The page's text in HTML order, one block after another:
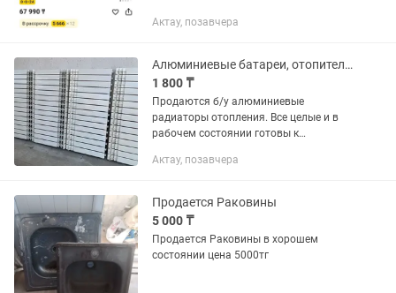
Актау, позавчера
Алюминиевые батареи, отопительные радиаторы
1 800 ₸
Продаются б/у алюминиевые
радиаторы отопления. Все целые и в
рабочем состоянии готовы к
биметаллические и итальянские
1800 тг за секцию....
Актау, позавчера
Продается Раковины
5 000 ₸
Продается Раковины в хорошем
состоянии цена 5000тг